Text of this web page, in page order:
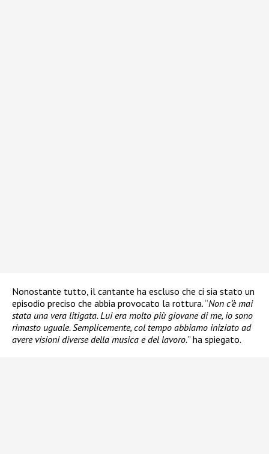
Nonostante tutto, il cantante ha escluso che ci sia stato un
episodio preciso che abbia provocato la rottura. “Non c’è mai
stata una vera litigata. Lui era molto più giovane di me, io sono
rimasto uguale. Semplicemente, col tempo abbiamo iniziato ad
avere visioni diverse della musica e del lavoro.” ha spiegato.